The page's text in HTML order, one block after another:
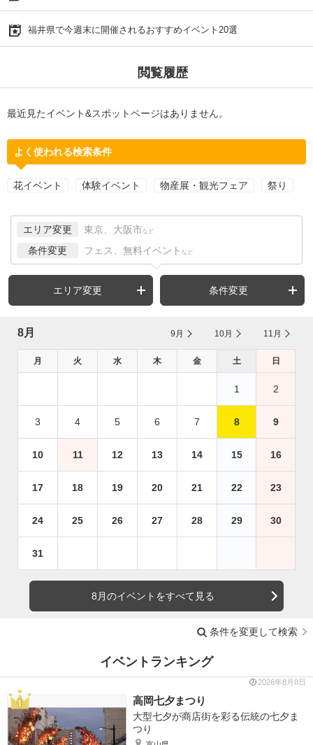
福井県で今週末に開催されるおすすめイベント20選
閲覧履歴
最近見たイベント&スポットページはありません。
よく使われる検索条件
花イベント 体験イベント 物産展・観光フェア 祭り
エリア変更 東京、大阪市 など
条件変更 フェス、無料イベント など
エリア変更 条件変更
8月 9月 10月 11月
月 火 水 木 金 土 日
1 2
3 4 5 6 7 8 9
10 11 12 13 14 15 16
17 18 19 20 21 22 23
24 25 26 27 28 29 30
31
8月のイベントをすべて見る
条件を変更して検索
イベントランキング
2026年8月8日
高岡七夕まつり
大型七夕が商店街を彩る伝統の七夕ま
つり